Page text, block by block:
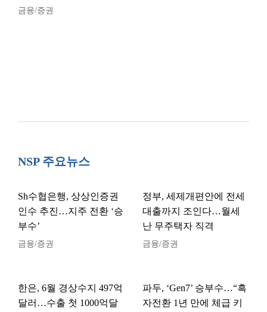
금융/증권
NSP 주요뉴스
Sh수협은행, 상상인증권
인수 추진…지주 전환 ‘승
부수’
금융/증권
정부, 세제개편안에 전세
대출까지 조인다…월세
난 무주택자 직격
금융/증권
한은, 6월 경상수지 497억
달러…수출 첫 1000억달
파두, ‘Gen7’ 승부수…“흑
자전환 1년 만에 체급 키